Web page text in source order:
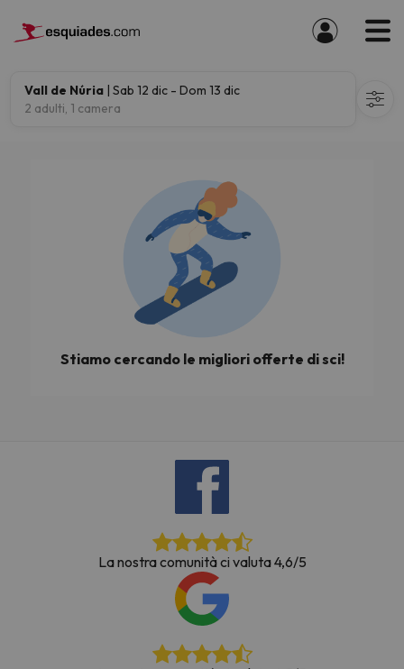
Vall de Núria | Sab 12 dic - Dom 13 dic
2 adulti, 1 camera
Stiamo cercando le migliori offerte di sci!
La nostra comunità ci valuta 4,6/5